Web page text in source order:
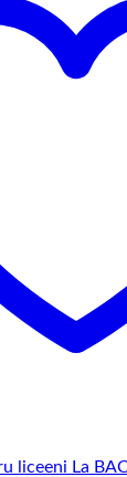
liceeni La